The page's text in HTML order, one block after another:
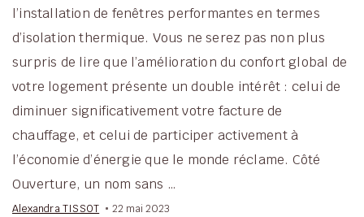
l’installation de fenêtres performantes en termes
d’isolation thermique. Vous ne serez pas non plus
surpris de lire que l’amélioration du confort global de
votre logement présente un double intérêt : celui de
diminuer significativement votre facture de
chauffage, et celui de participer activement à
l’économie d’énergie que le monde réclame. Côté
Ouverture, un nom sans …
Alexandra TISSOT 22 mai 2023